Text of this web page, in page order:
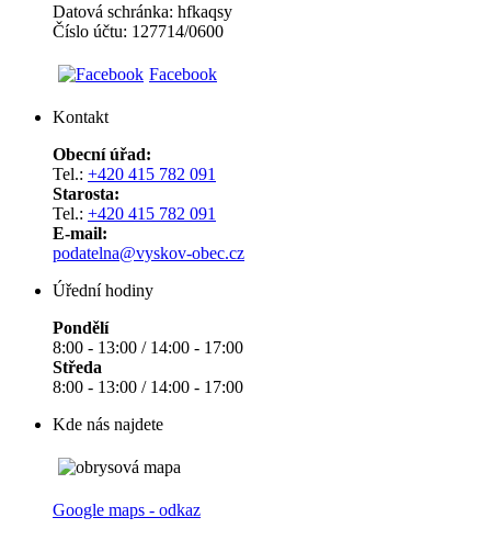
Datová schránka: hfkaqsy
Číslo účtu: 127714/0600
Facebook
Kontakt
Obecní úřad:
Tel.: +420 415 782 091
Starosta:
Tel.: +420 415 782 091
E-mail:
podatelna@vyskov-obec.cz
Úřední hodiny
Pondělí
8:00 - 13:00 / 14:00 - 17:00
Středa
8:00 - 13:00 / 14:00 - 17:00
Kde nás najdete
Google maps - odkaz